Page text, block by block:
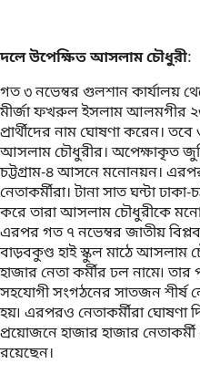
দলে উপেক্ষিত আসলাম চৌধুরী:
গত ৩ নভেম্বর গুলশান কার্যালয়
মীর্জা ফখরুল ইসলাম আলমগীর
প্রার্থীদের নাম ঘোষণা করেন।
আসলাম চৌধুরীর। অপেক্ষাকৃত
চট্টগ্রাম-৪ আসনে মনোনয়ন।
নেতাকর্মীরা। টানা সাত ঘন্টা
করে তারা আসলাম চৌধুরীকে
এরপর গত ৭ নভেম্বর জাতীয়
বাড়বকুণ্ড হাই স্কুল মাঠে আসলাম
হাজার নেতা কর্মীর ঢল নামে৷
সহযোগী সংগঠনের সাতজন শীর্ষ
হয়৷ এরপরও নেতাকর্মীরা
প্রয়োজনে হাজার হাজার
রয়েছেন।